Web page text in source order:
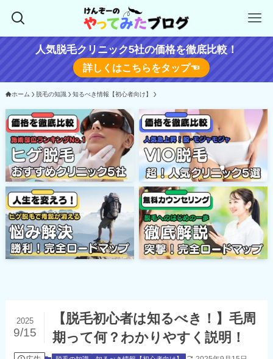
人気脱毛クリニック5社の価格を徹底比較！
詳しくはこちらをタップ☜
ホーム 脱毛の知識 知るべき情報【初心者向け】
【脱毛初心者は知るべき！】毛周
期って何？わかりやすく説明！
2025
9/15